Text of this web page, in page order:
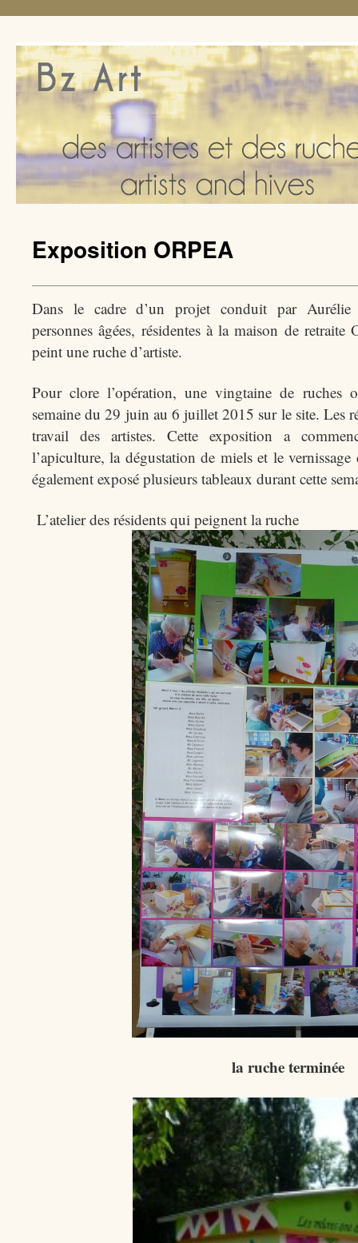
Exposition ORPEA
Dans le cadre d’un projet conduit par Aurélie
personnes âgées, résidentes à la maison de
peint une ruche d’artiste.
Pour clore l’opération, une vingtaine de ruches
semaine du 29 juin au 6 juillet 2015 sur le site. Les
travail des artistes. Cette exposition a
l’apiculture, la dégustation de miels et le
également exposé plusieurs tableaux durant cette
L’atelier des résidents qui peignent la ruche
la ruche terminée